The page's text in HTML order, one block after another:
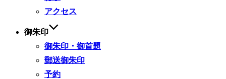
アクセス
御朱印
御朱印・御首題
郵送御朱印
予約